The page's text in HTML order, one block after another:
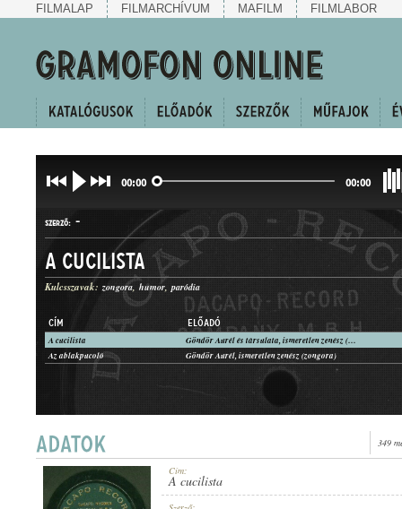
FILMALAP FILMARCHÍVUM MAFILM FILMLABOR
00:00 00:00
SZERZŐ: -
MŰFAJ: KABARÉ MAGÁNSZÁM
MEGJELENÉS IDEJE: 1908 KÖRÜL
A cucilista
Kulcsszavak: zongora humor paródia
CÍM ELŐADÓ
A cucilista
Göndör Aurél és társulata, ismeretlen zenész (zongora)
Az ablakpucoló
Göndör Aurél, ismeretlen zenész (zongora)
349
Cím:
A cucilista